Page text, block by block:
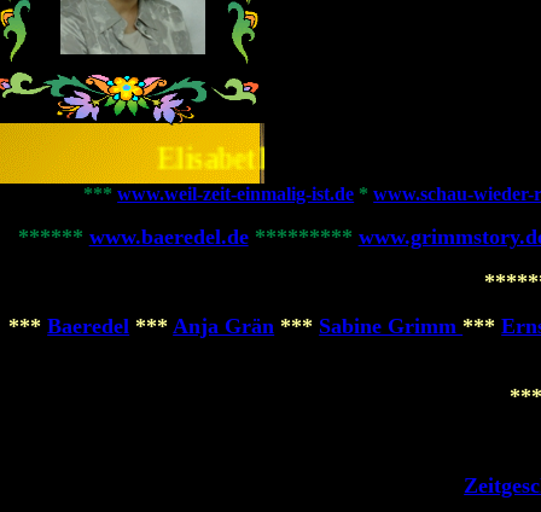
Elisabeth Rosing
***www.weil-zeit-einmalig-ist.de *www.schau-wieder-
****** www.baeredel.de*********
***Baeredel ***Anja Grän *** Sabine Grimm ***